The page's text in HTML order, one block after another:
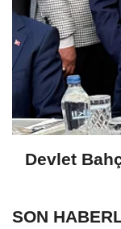
Devlet
SON